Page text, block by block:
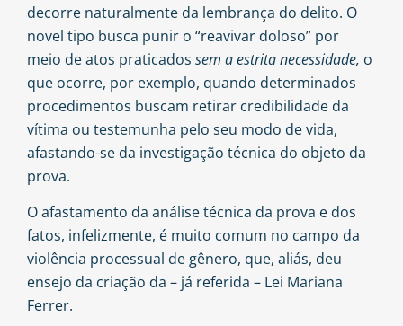
decorre naturalmente da lembrança do delito. O
novel tipo busca punir o “reavivar doloso” por
meio de atos praticados sem a estrita necessidade, o
que ocorre, por exemplo, quando determinados
procedimentos buscam retirar credibilidade da
vítima ou testemunha pelo seu modo de vida,
afastando-se da investigação técnica do objeto da
prova.
O afastamento da análise técnica da prova e dos
fatos, infelizmente, é muito comum no campo da
violência processual de gênero, que, aliás, deu
ensejo da criação da – já referida – Lei Mariana
Ferrer.